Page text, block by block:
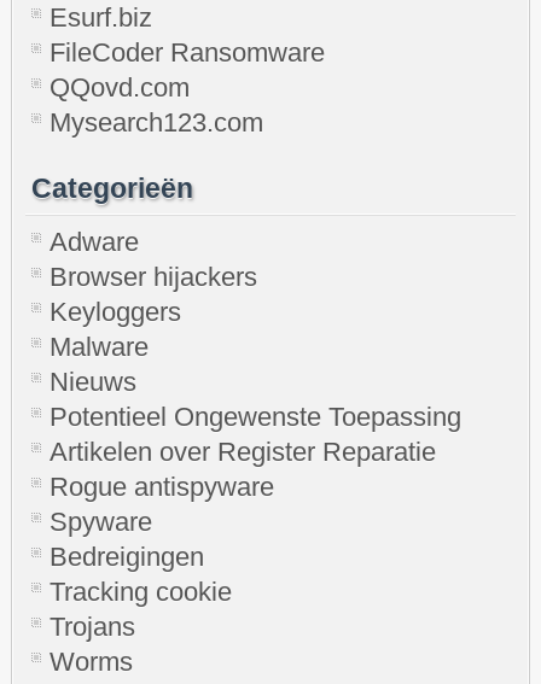
Esurf.biz
FileCoder Ransomware
QQovd.com
Mysearch123.com
Categorieën
Adware
Browser hijackers
Keyloggers
Malware
Nieuws
Potentieel Ongewenste Toepassing
Artikelen over Register Reparatie
Rogue antispyware
Spyware
Bedreigingen
Tracking cookie
Trojans
Worms